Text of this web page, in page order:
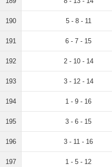
190 5 - 8 - 11
191 6 - 7 - 15
192 2 - 10 - 14
193 3 - 12 - 14
194 1 - 9 - 16
195 3 - 6 - 15
196 3 - 11 - 16
197 1 - 5 - 12